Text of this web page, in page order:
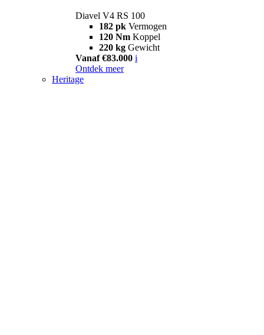
Diavel V4 RS 100
182 pk Vermogen
120 Nm Koppel
220 kg Gewicht
Vanaf €83.000 i
Ontdek meer
Heritage